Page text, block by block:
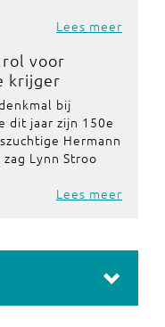
Lees meer
rol voor
krijger
bij
dit jaar zijn 150e
Hermann
Lynn Stroo
Lees meer